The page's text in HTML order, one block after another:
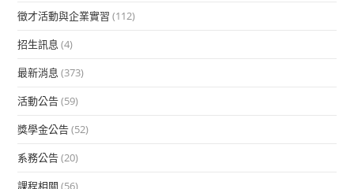
徵才活動與企業實習 (112)
招生訊息 (4)
最新消息 (373)
活動公告(59)
獎學金公告(52)
系務公告(20)
課程相關 (56)